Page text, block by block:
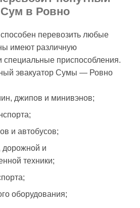
Сум в Ровно
перевозить любые
имеют различную
специальные приспособления.
эвакуатор Сумы — Ровно
джипов и минивэнов;
и автобусов;
дорожной и
техники;
оборудования;